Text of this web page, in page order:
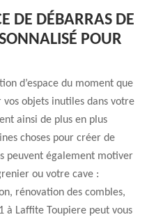
DE DÉBARRAS DE
POUR
d’espace du moment que
vos objets inutiles dans votre
ainsi de plus en plus
choses pour créer de
peuvent également motiver
ou votre cave :
rénovation des combles,
à Laffite Toupiere peut vous